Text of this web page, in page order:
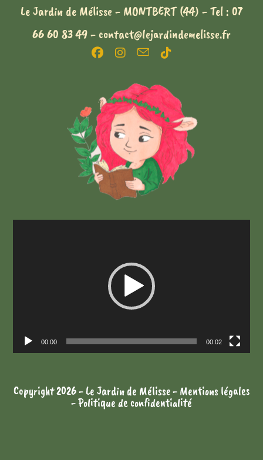
Le Jardin de Mélisse - MONTBERT (44) - Tel : 07
66 60 83 49 - contact@lejardindemelisse.fr
00:00 00:02
Copyright 2026 - Le Jardin de Mélisse - Mentions légales
-Politique de confidentialité